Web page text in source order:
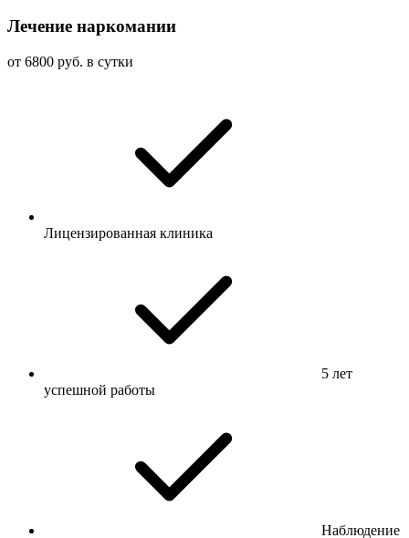
Лечение наркомании
от 6800 руб. в сутки
Лицензированная клиника
5 лет
успешной работы
Наблюдение